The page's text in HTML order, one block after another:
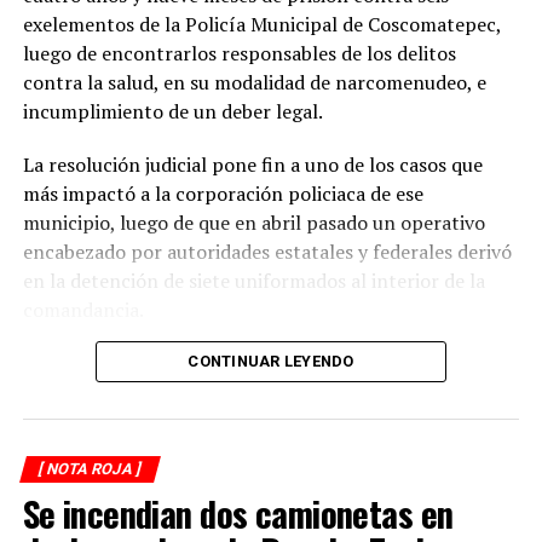
temporada de lluvias, cuando el riesgo de accidentes se
incrementa en las carreteras de la región.
La circulación en la zona se vio afectada por algunos
minutos mientras se realizaban las labores de auxilio y el
levantamiento de indicios por parte de las autoridades.
Posteriormente, el tránsito fue restablecido de manera
normal.
exelementos de la Policía Municipal de Coscomatepec,
luego de encontrarlos responsables de los delitos
contra la salud, en su modalidad de narcomenudeo, e
incumplimiento de un deber legal.
La resolución judicial pone fin a uno de los casos que
más impactó a la corporación policiaca de ese
municipio, luego de que en abril pasado un operativo
encabezado por autoridades estatales y federales derivó
en la detención de siete uniformados al interior de la
La intervención se realizó el 10 de abril mediante un
elementos de la Secretaría de Marina (Semar) y de la
Secretaría de Seguridad Pública (SSP), quienes
ejecutaron una revisión en las instalaciones de la
corporación municipal.
CONTINUAR LEYENDO
[ NOTA ROJA ]
Se incendian dos camionetas en